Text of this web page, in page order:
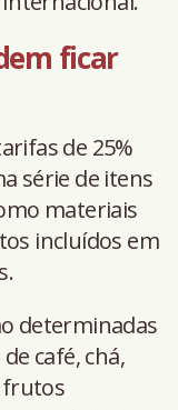
ficar
de 25%
série de itens
materiais
incluídos em
determinadas
café, chá,
frutos